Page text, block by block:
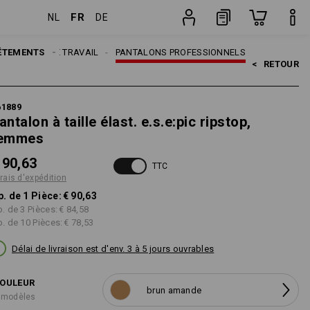
NL FR DE
PANTALONS PROFESSIONNELS
DE TRAVAIL
< RETOUR
à taille élast. e.s.e:pic ripstop,
d'expédition
TTC
de 1 Pièce:€ 90,63
de 3 Pièces: € 84,58
de 10 Pièces: € 78,53
Délai de livraison est d'env. 3 à 5 jours ouvrables
brun amande